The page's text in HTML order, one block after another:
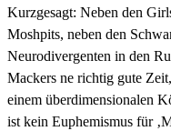
Kurzgesagt: Neben den
Moshpits, neben den
Neurodivergenten in den
Mackers ne richtig gute
einem überdimensionalen
ist kein Euphemismus für